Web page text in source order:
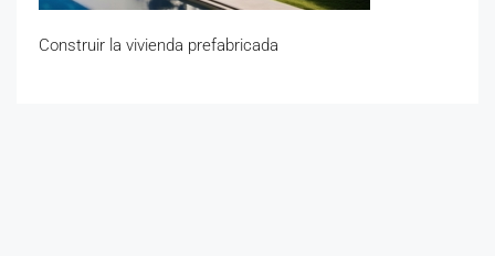
Construir la vivienda prefabricada